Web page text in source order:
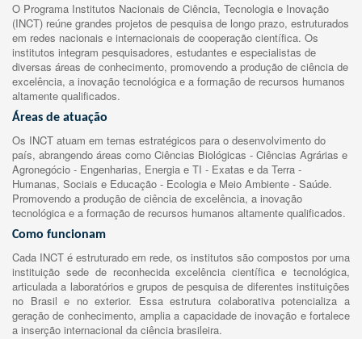
O Programa Institutos Nacionais de Ciência, Tecnologia e Inovação
(INCT) reúne grandes projetos de pesquisa de longo prazo, estruturados
em redes nacionais e internacionais de cooperação científica. Os
institutos integram pesquisadores, estudantes e especialistas de
diversas áreas de conhecimento, promovendo a produção de ciência de
excelência, a inovação tecnológica e a formação de recursos humanos
altamente qualificados.
Áreas de atuação
Os INCT atuam em temas estratégicos para o desenvolvimento do
país, abrangendo áreas como Ciências Biológicas - Ciências Agrárias e
Agronegócio - Engenharias, Energia e TI - Exatas e da Terra -
Humanas, Sociais e Educação - Ecologia e Meio Ambiente - Saúde.
Promovendo a produção de ciência de excelência, a inovação
tecnológica e a formação de recursos humanos altamente qualificados.
Como funcionam
Cada INCT é estruturado em rede, os institutos são compostos por uma
instituição sede de reconhecida excelência científica e tecnológica,
articulada a laboratórios e grupos de pesquisa de diferentes instituições
no Brasil e no exterior. Essa estrutura colaborativa potencializa a
geração de conhecimento, amplia a capacidade de inovação e fortalece
a inserção internacional da ciência brasileira.